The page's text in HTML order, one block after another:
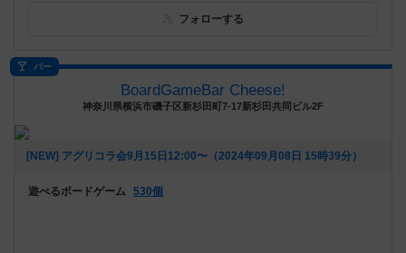
フォローする
バー
BoardGameBar Cheese!
神奈川県横浜市磯子区新杉田町7-17新杉田共同ビル2F
[NEW] アグリコラ会9月15日12:00〜（2024年09月08日 15時39分）
遊べるボードゲーム 530個